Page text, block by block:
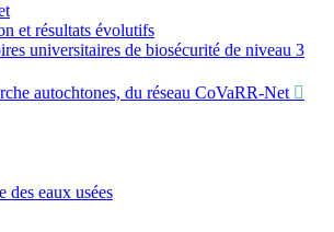
et résultats évolutifs
universitaires de biosécurité de niveau 3
autochtones, du réseau CoVaRR-Net
eaux usées